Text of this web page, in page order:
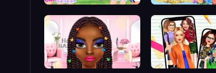
College Sport Team Makeover Anime Princess
Braided Hairstyles Fashion Highschool Mean